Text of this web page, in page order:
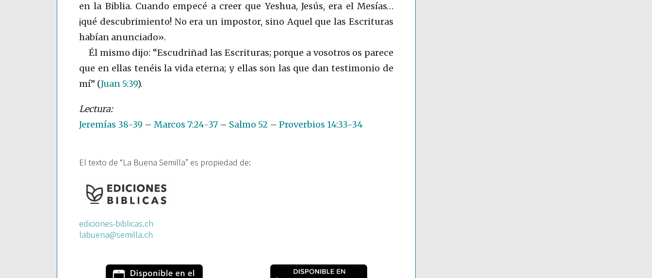
en la Biblia. Cuando empecé a creer que Yeshua, Jesús, era el Mesías…
¡qué descubrimiento! No era un impostor, sino Aquel que las Escrituras
habían anunciado».
Él mismo dijo: “Escudriñad las Escrituras; porque a vosotros os parece
que en ellas tenéis la vida eterna; y ellas son las que dan testimonio de
mí” (Juan 5:39).
Jeremías 38-39 – Marcos 7:24-37 – Salmo 52 – Proverbios 14:33-34
El texto de “La Buena Semilla” es propiedad de:
ediciones-biblicas.ch
labuena@semilla.ch